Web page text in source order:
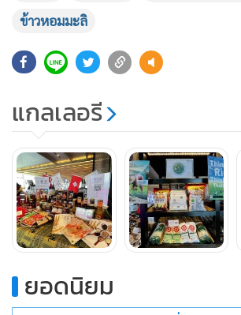
นอกจากนี้ ได้จัดนิทรรศการประชาสัมพันธ์แ
ข้าวหอมมะลิ
แกลเลอรี
ยอดนิยม